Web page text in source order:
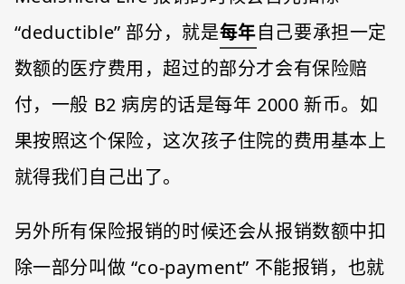
“deductible” 部分，就是每年自己要承担一定
数额的医疗费用，超过的部分才会有保险赔
付，一般 B2 病房的话是每年 2000 新币。如
果按照这个保险，这次孩子住院的费用基本上
就得我们自己出了。
另外所有保险报销的时候还会从报销数额中扣
除一部分叫做 “co-payment” 不能报销，也就